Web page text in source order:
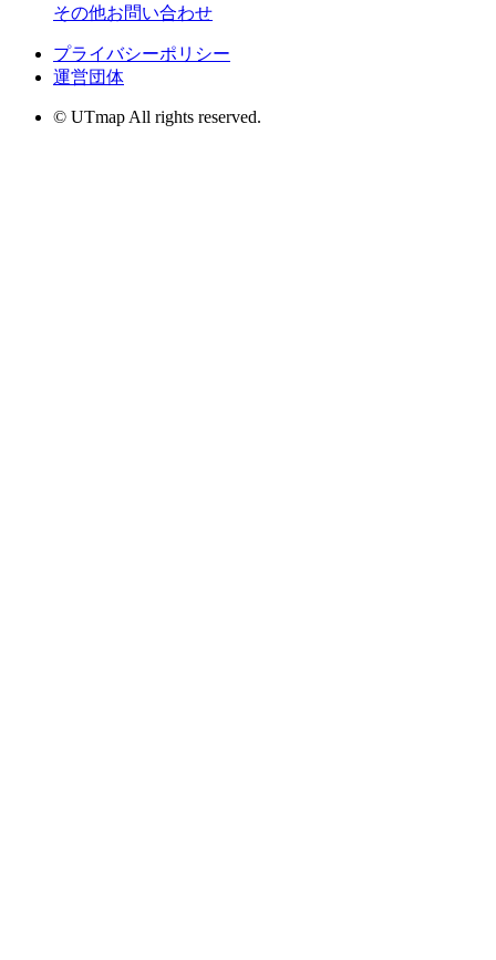
その他お問い合わせ
プライバシーポリシー
運営団体
© UTmap All rights reserved.